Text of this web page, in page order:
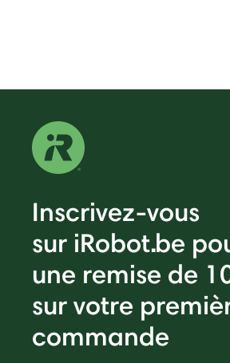
Inscrivez-vous
sur iRobot.be
une remise de
sur votre
commande